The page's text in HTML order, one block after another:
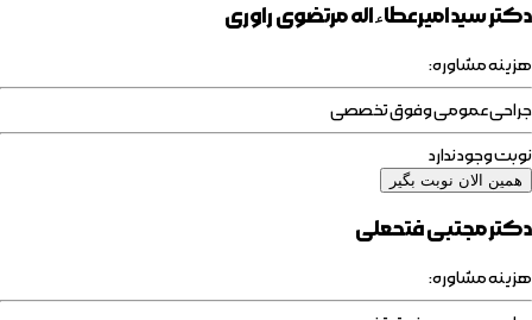
دکتر سیدامیرعطاءاله مرتضوی راوری
هزینه مشاوره:
جراحی عمومی وفوق تخصصی
نوبت وجود ندارد
همین الان نوبت بگیر
دکتر مجتبی فتحعلی
هزینه مشاوره: